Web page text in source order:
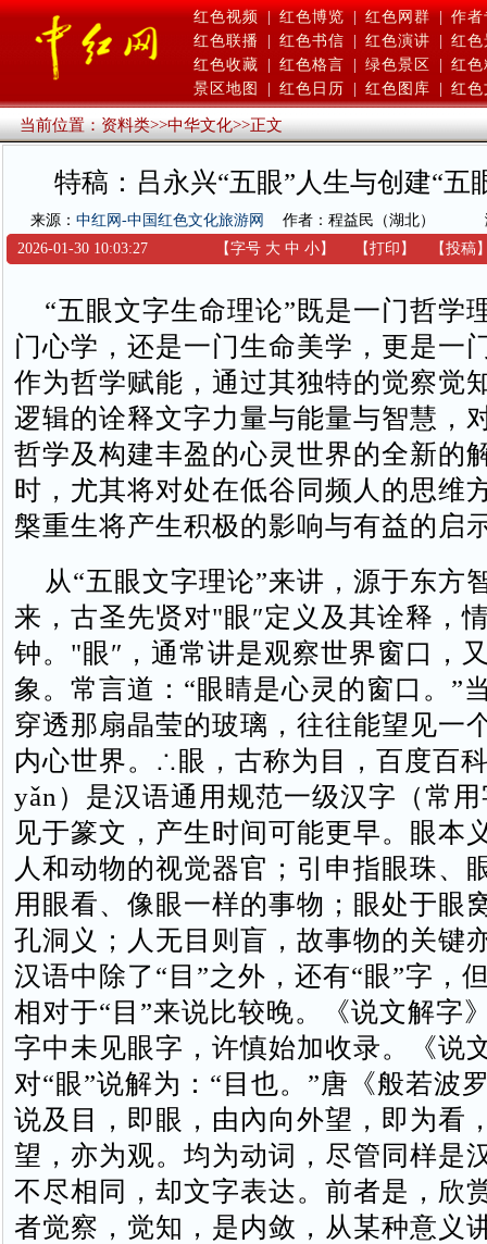
红色视频 | 红色博览 | 红色网群 | 作者
红色联播
红色书信 红色演讲
红色
红色收藏
红色格言 绿色景区
红色
景区地图
红色日历 红色图库 红色
当前位置：资料类>>中华文化>>正文
特稿：吕永兴“五眼”人生与创建“五
来源： 中红网-中国红色文化旅游网 作者：程益民（湖北）
2026-01-30 10:03:27
【字号 大 中 小】 【打印 】 【投稿
“五眼文字生命理论”既是一门哲学
门心学，还是一门生命美学，更是一
作为哲学赋能，通过其独特的觉察觉
逻辑的诠释文字力量与能量与智慧，
哲学及构建丰盈的心灵世界的全新的
时，尤其将对处在低谷同频人的思维
槃重生将产生积极的影响与有益
从“五眼文字理论”来讲，源于东方
来，古圣先贤对"眼″定义及其诠释，
钟。"眼″，通常讲是观察世界窗口，
象。常言道：“眼睛是心灵的窗口。”
穿透那扇晶莹的玻璃，往往能望见一
内心世界。∴眼，古称为目，百度百
yǎn）是汉语通用规范一级汉字（常
见于篆文，产生时间可能更早。眼本
人和动物的视觉器官；引申指眼珠、
用眼看、像眼一样的事物；眼处于眼
孔洞义；人无目则盲，故事物的关键
汉语中除了“目”之外，还有“眼”字，
相对于“目”来说比较晚。《说文解字
字中未见眼字，许慎始加收录。《说
对“眼”说解为：“目也。”唐《般若波
说及目，即眼，由內向外望，即为看
望，亦为观。均为动词，尽管同样是
不尽相同，却文字表达。前者是，欣
者觉察，觉知，是内敛，从某种意义